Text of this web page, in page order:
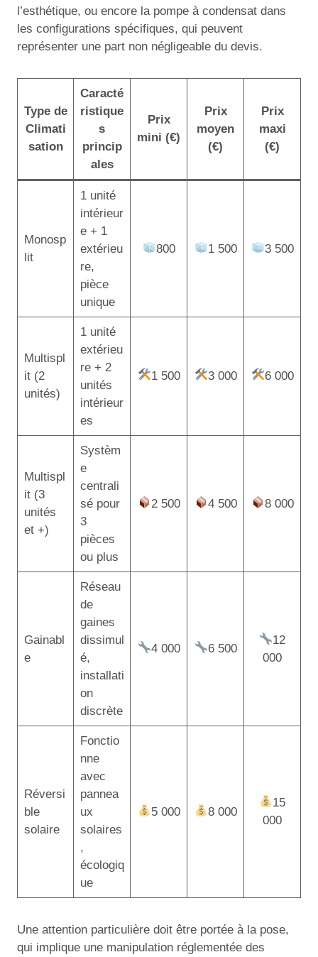
l’esthétique, ou encore la pompe à condensat dans
les configurations spécifiques, qui peuvent
représenter une part non négligeable du devis.
Type de
Climati
sation
Caracté
ristique
s
princip
ales
Prix
mini (€)
Prix
moyen
(€)
Prix
maxi
(€)
Monosp
lit
1 unité
intérieur
e + 1
extérieu
re,
pièce
unique
800 1 500 3 500
Multispl
it (2
unités)
1 unité
extérieu
re + 2
unités
intérieur
es
1 500 3 000 6 000
Multispl
it (3
unités
et +)
Systèm
e
centrali
sé pour
3
pièces
ou plus
2 500 4 500 8 000
Gainabl
e
Réseau
de
gaines
dissimul
é,
installati
on
discrète
4 000 6 500
12
000
Réversi
ble
solaire
Fonctio
nne
avec
pannea
ux
solaires
,
écologiq
ue
5 000 8 000
15
000
Une attention particulière doit être portée à la pose,
qui implique une manipulation réglementée des